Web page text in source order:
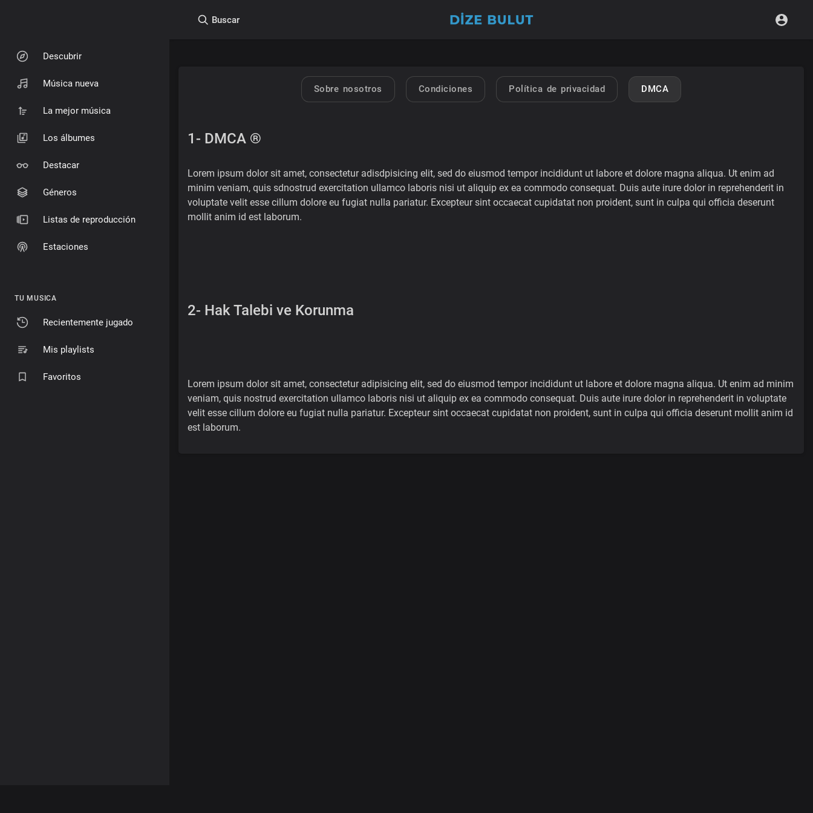
Descubrir
Música nueva
La mejor música
Los álbumes
Destacar
Géneros
Listas de reproducción
Estaciones
TU MUSICA
Recientemente jugado
Mis playlists
Favoritos
Buscar
Sobre nosotros Condiciones Política de privacidad DMCA
1- DMCA ®
Lorem ipsum dolor sit amet, consectetur adisdpisicing elit, sed do eiusmod tempor incididunt ut labore et dolore magna aliqua. Ut enim ad
minim veniam, quis sdnostrud exercitation ullamco laboris nisi ut aliquip ex ea commodo consequat. Duis aute irure dolor in reprehenderit in
voluptate velit esse cillum dolore eu fugiat nulla pariatur. Excepteur sint occaecat cupidatat non proident, sunt in culpa qui officia deserunt
mollit anim id est laborum.
2- Hak Talebi ve Korunma
Lorem ipsum dolor sit amet, consectetur adipisicing elit, sed do eiusmod tempor incididunt ut labore et dolore magna aliqua. Ut enim ad minim
veniam, quis nostrud exercitation ullamco laboris nisi ut aliquip ex ea commodo consequat. Duis aute irure dolor in reprehenderit in voluptate
velit esse cillum dolore eu fugiat nulla pariatur. Excepteur sint occaecat cupidatat non proident, sunt in culpa qui officia deserunt mollit anim id
est laborum.